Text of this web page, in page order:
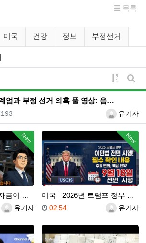
목록
류 목록
미국 건강 정보 부정선거
게시물
게
엄과 부정 선거 의혹 풀 영상: 음…
등록자유기자
New
습니다, 롱텀…
등록자유기자
New
미국 2026년 트럼프 정부 이민법 전면 시행 꼭 알아야 할…
등록자유기자
등록일
02:54